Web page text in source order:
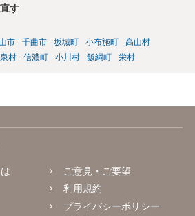
す
市 千曲市 坂城町 小布施町
高山村
村 信濃町 小川村 飯綱町 栄村
ご意見・ご要望
利用規約
プライバシーポリシー